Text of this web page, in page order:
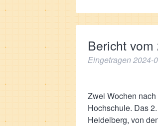
Bericht
Eingetragen2024-
Zwei Wochen
Hochschule. Das
Heidelberg, von